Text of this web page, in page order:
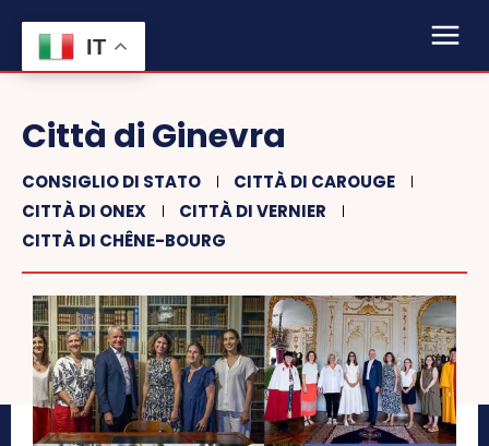
Città di Ginevra
CONSIGLIO DI STATO
CITTÀ DI CAROUGE
CITTÀ DI ONEX
CITTÀ DI VERNIER
CITTÀ DI CHÊNE-BOURG
IT